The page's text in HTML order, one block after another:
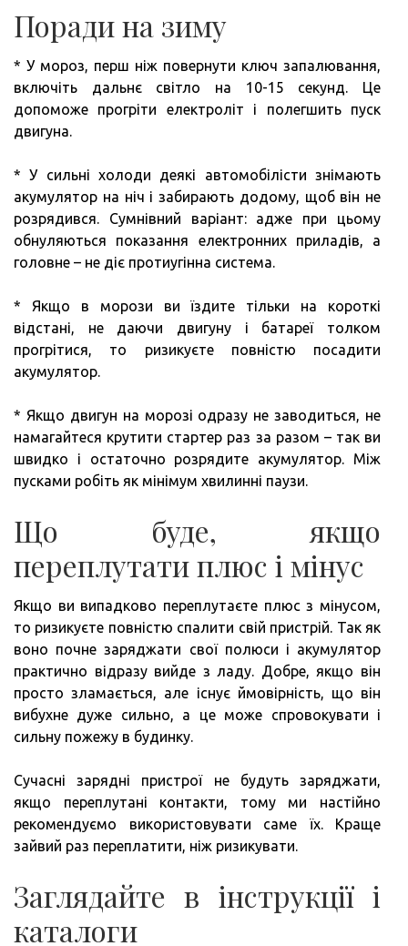
Поради на зиму
* У мороз, перш ніж повернути ключ запалювання,
включіть дальнє світло на 10-15 секунд. Це
допоможе прогріти електроліт і полегшить пуск
двигуна.
* У сильні холоди деякі автомобілісти знімають
акумулятор на ніч і забирають додому, щоб він не
розрядився. Сумнівний варіант: адже при цьому
обнуляються показання електронних приладів, а
головне – не діє протиугінна система.
* Якщо в морози ви їздите тільки на короткі
відстані, не даючи двигуну і батареї толком
прогрітися, то ризикуєте повністю посадити
акумулятор.
* Якщо двигун на морозі одразу не заводиться, не
намагайтеся крутити стартер раз за разом – так ви
швидко і остаточно розрядите акумулятор. Між
пусками робіть як мінімум хвилинні паузи.
Що буде, якщо
переплутати плюс і мінус
Якщо ви випадково переплутаєте плюс з мінусом,
то ризикуєте повністю спалити свій пристрій. Так як
воно почне заряджати свої полюси і акумулятор
практично відразу вийде з ладу. Добре, якщо він
просто зламається, але існує ймовірність, що він
вибухне дуже сильно, а це може спровокувати і
сильну пожежу в будинку.
Сучасні зарядні пристрої не будуть заряджати,
якщо переплутані контакти, тому ми настійно
рекомендуємо використовувати саме їх. Краще
зайвий раз переплатити, ніж ризикувати.
Заглядайте в інструкції і
каталоги